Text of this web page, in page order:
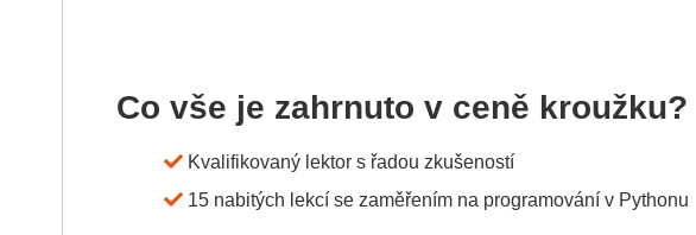
Co vše je zahrnuto v ceně kroužku?
Kvalifikovaný lektor s řadou zkušeností
15 nabitých lekcí se zaměřením na programování v Pythonu